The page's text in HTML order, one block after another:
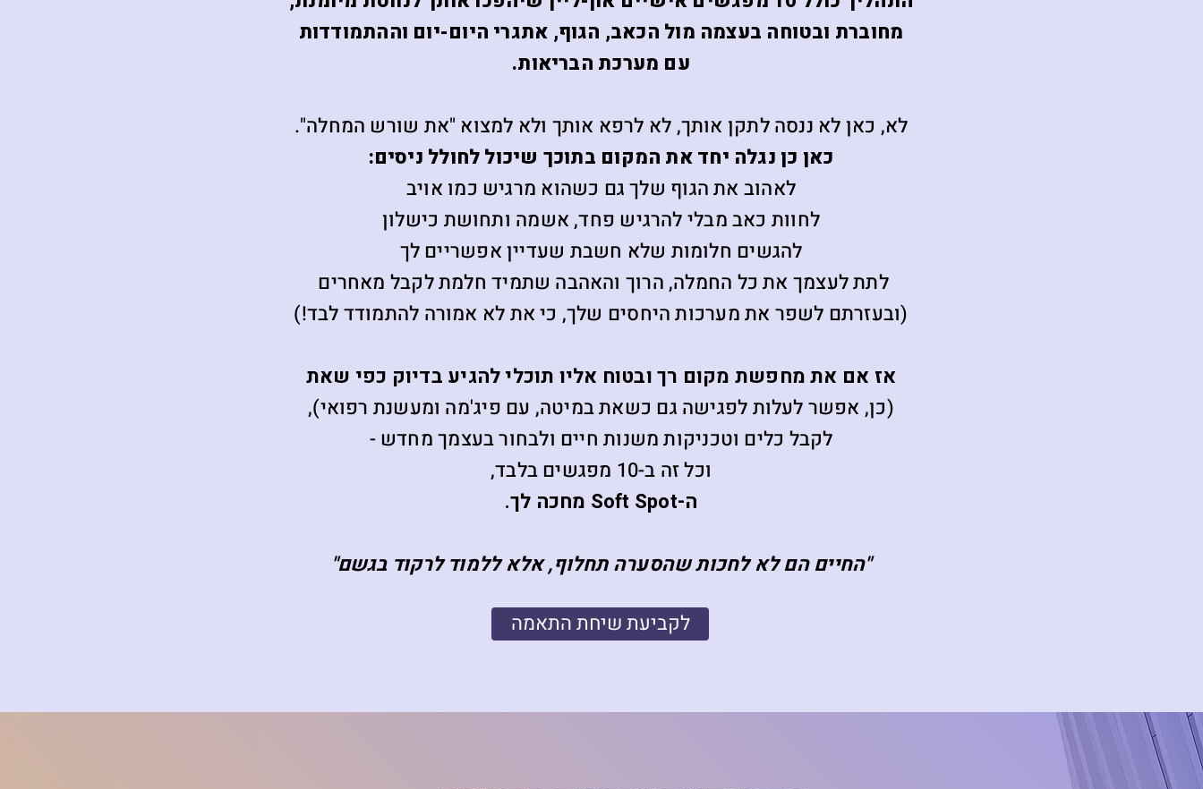
מחוברת ובטוחה בעצמה מול הכאב, הגוף, אתגרי היום-יום וההתמודדות
עם מערכת הבריאות.
לא, כאן לא ננסה לתקן אותך, לא לרפא אותך ולא למצוא "את שורש המחלה".
כאן כן נגלה יחד את המקום בתוכך שיכול לחולל ניסים:
לאהוב את הגוף שלך גם כשהוא מרגיש כמו אויב
לחוות כאב מבלי להרגיש פחד, אשמה ותחושת כישלון
להגשים חלומות שלא חשבת שעדיין אפשריים לך
לתת לעצמך את כל החמלה, הרוך והאהבה שתמיד חלמת לקבל מאחרים
(ובעזרתם לשפר את מערכות היחסים שלך, כי את לא אמורה להתמודד לבד!)
אז אם את מחפשת מקום רך ובטוח אליו תוכלי להגיע בדיוק כפי שאת
(כן, אפשר לעלות לפגישה גם כשאת במיטה, עם פיג'מה ומעשנת רפואי),
לקבל כלים וטכניקות משנות חיים ולבחור בעצמך מחדש -
וכל זה ב-10 מפגשים בלבד,
ה-Soft Spot מחכה לך.
"החיים הם לא לחכות שהסערה תחלוף, אלא ללמוד לרקוד בגשם"
לקביעת שיחת התאמה